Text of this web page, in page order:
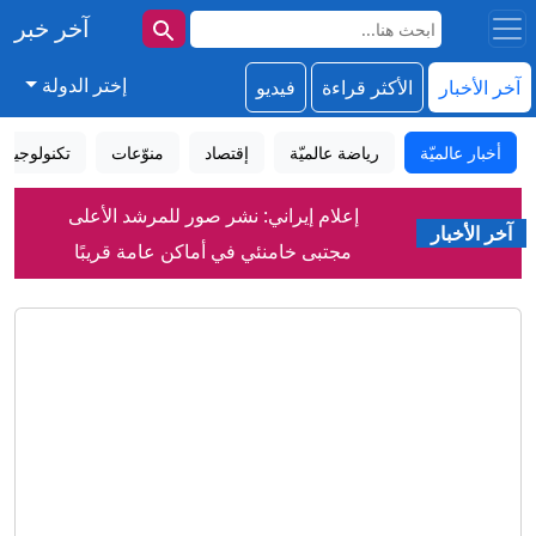
آخر خبر
آخر الأخبار الأكثر قراءة فيديو إختر الدولة
أخبار عالميّة رياضة عالميّة إقتصاد منوّعات تكنولوجيا
آخر الأخبار
إعلام إيراني: نشر صور للمرشد الأعلى
مجتبى خامنئي في أماكن عامة قريبًا
دمشق تعلن التوصل إلى اتفاق مع موسكو
بشأن مصير قاعدتيها في سوريا
سوريا تعلن التوصل لاتفاق مع روسيا بشأن